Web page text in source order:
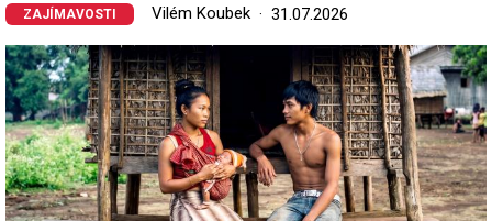
ZAJÍMAVOSTI Vilém Koubek 31.07.2026
Image